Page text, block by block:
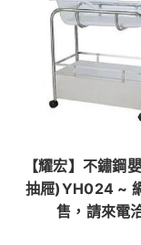
【耀宏】不鏽鋼
抽屜)YH024 ~
售，請來電